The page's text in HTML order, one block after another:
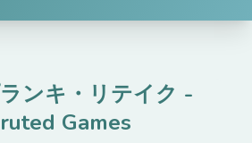
ンキ・リテイク -
Games